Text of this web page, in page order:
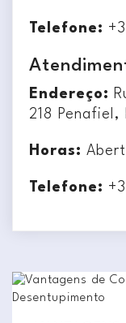
Telefone:
Endereço:
218 Penafiel,
Horas:
Telefone: